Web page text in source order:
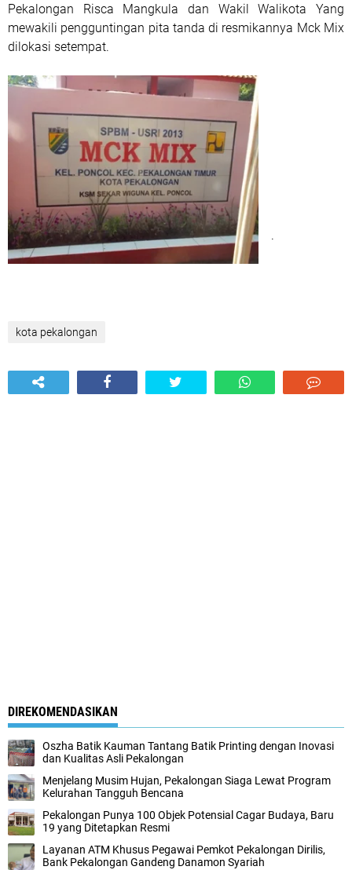
Pekalongan Risca Mangkula dan Wakil Walikota Yang
mewakili pengguntingan pita tanda di resmikannya Mck Mix
dilokasi setempat.
.
kota pekalongan
DIREKOMENDASIKAN
Oszha Batik Kauman Tantang Batik Printing dengan Inovasi
dan Kualitas Asli Pekalongan
Menjelang Musim Hujan, Pekalongan Siaga Lewat Program
Kelurahan Tangguh Bencana
Pekalongan Punya 100 Objek Potensial Cagar Budaya, Baru
19 yang Ditetapkan Resmi
Layanan ATM Khusus Pegawai Pemkot Pekalongan Dirilis,
Bank Pekalongan Gandeng Danamon Syariah